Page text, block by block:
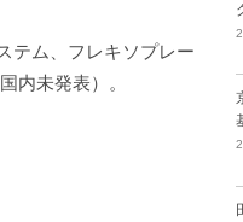
テム、フレキソプレー
内未発表）。